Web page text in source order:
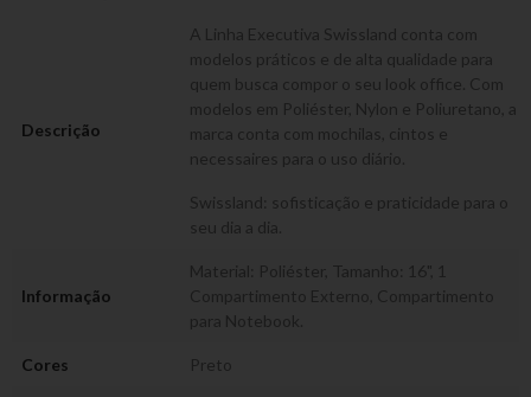
Descrição
A Linha Executiva Swissland conta com
modelos práticos e de alta qualidade para
quem busca compor o seu look office. Com
modelos em Poliéster, Nylon e Poliuretano, a
marca conta com mochilas, cintos e
necessaires para o uso diário.
Swissland: sofisticação e praticidade para o
seu dia a dia.
Informação
Material: Poliéster, Tamanho: 16", 1
Compartimento Externo, Compartimento
para Notebook.
Cores Preto